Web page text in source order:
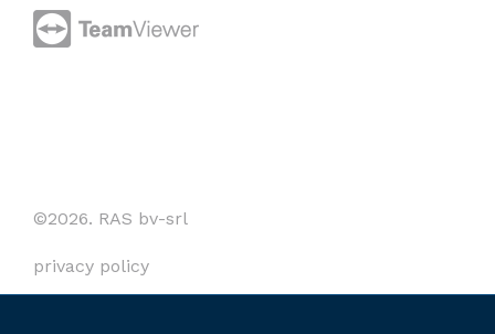
©2026. RAS bv-srl
privacy policy